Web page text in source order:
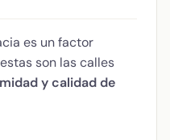
es un factor
son las calles
y calidad de